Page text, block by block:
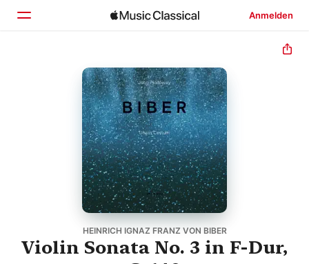
Anmelden
Startseite
Entdecken
Suchen
HEINRICH IGNAZ FRANZ VON BIBER
Violin Sonata No. 3 in F-Dur,